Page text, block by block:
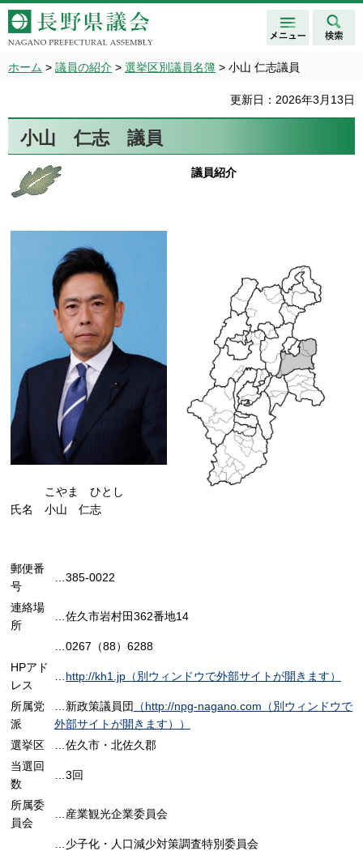
長野県議会 NAGANO
PREFECTURAL ASSEMBLY
メニュ
ー
検索
ホーム > 議員の紹介 > 選挙区別議員名簿 > 小山 仁志議員
更新日：2026年3月13日
小山 仁志 議員
議員紹介
こやま ひとし
氏名 小山 仁志
郵便番
号
…385-0022
連絡場
所
…佐久市岩村田362番地14
…0267（88）6288
HPアド
レス
http://kh1.jp（別ウィンドウで外部サイトが開きます）
所属党
派
…新政策議員団
（http://npg-nagano.com（別ウィンドウで
外部サイトが開きます））
選挙区
…佐久市・北佐久郡
当選回
数
…3回
所属委
員会
…産業観光企業委員会
…少子化・人口減少対策調査特別委員会